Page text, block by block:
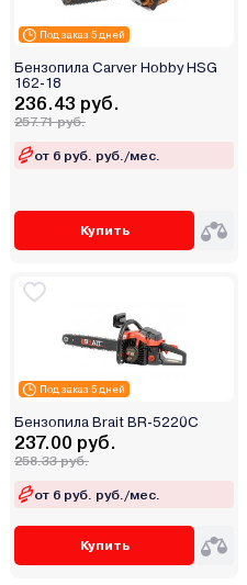
Под заказ 5 дней
Бензопила Carver Hobby HSG
162-18
236.43 руб.
257.71 руб.
от 6 руб. руб./мес.
Купить
Под заказ 5 дней
Бензопила Brait BR-5220C
237.00 руб.
258.33 руб.
от 6 руб. руб./мес.
Купить